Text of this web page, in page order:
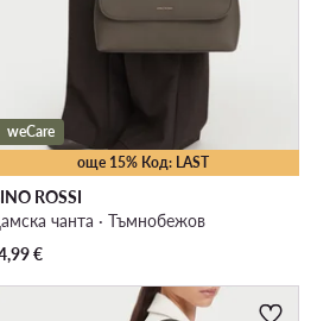
още 15% Код: LAST
weCare
ROSSI
чанта · Тъмнобежов
€